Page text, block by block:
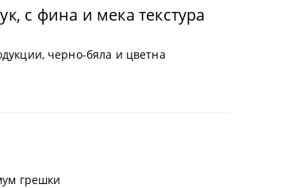
с фина и мека текстура
черно-бяла и цветна
грешки